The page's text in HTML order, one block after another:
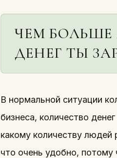
ЧЕМ БОЛЬШЕ
ДЕНЕГ ТЫ
В нормальной ситуации
бизнеса, количество
какому количеству людей
что очень удобно, потому